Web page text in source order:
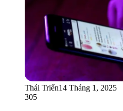
Thái Triển14 Tháng 1, 2025
305